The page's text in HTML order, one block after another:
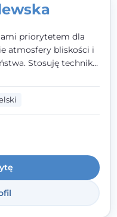
priorytetem dla
atmosfery bliskości i
Stosuję techniki
oraz metody,
na rozwiązaniach
osiąganiu
(doprowadzeniu do
sytuacji) poprzez
zasobów
klienta. W swojej
z metod dialogu
uważności.